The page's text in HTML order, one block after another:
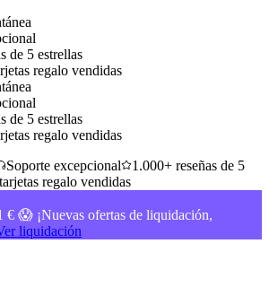
de 5 estrellas
regalo vendidas
de 5 estrellas
regalo vendidas
Soporte excepcional
1.000+ reseñas de 5
regalo vendidas
€ 😱 ¡Nuevas ofertas de liquidación,
liquidación